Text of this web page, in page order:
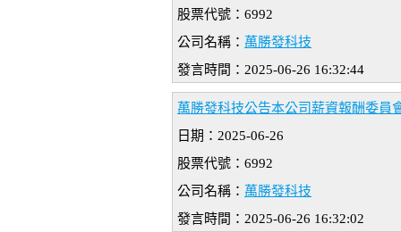
股票代號：6992
公司名稱： 萬勝發科技
發言時間：2025-06-26 16:32:44
萬勝發科技公告本公司薪資報酬委員
日期：2025-06-26
股票代號：6992
公司名稱： 萬勝發科技
發言時間：2025-06-26 16:32:02